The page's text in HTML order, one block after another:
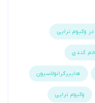
تراپی
کندی
هایپرگرانولاسیون
وکیوم تراپی